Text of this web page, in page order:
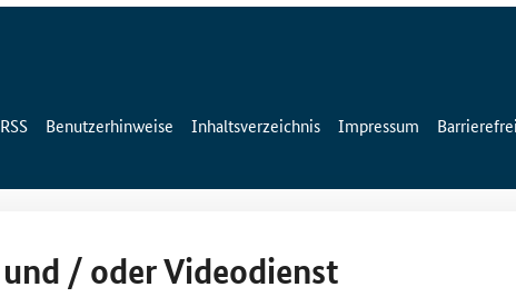
RSS Benutzerhinweise Inhaltsverzeichnis Impressum
/ oder Videodienst